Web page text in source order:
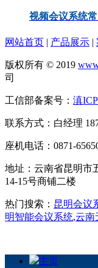
视频会议系统
网站首页 | 产品展示 |
版权所有 © 2019
司
工信部备案号： 滇
联系方式：白经理
座机电话：0871-
地址：云南省昆明市
14-15号商铺二楼
热门搜索： 昆明会议
明智能会议系统,云南
主页